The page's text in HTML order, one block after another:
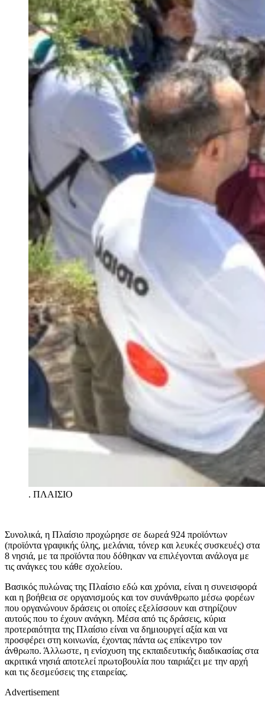
. ΠΛΑΙΣΙΟ
Συνολικά, η Πλαίσιο προχώρησε σε δωρεά 924 προϊόντων
(προϊόντα γραφικής ύλης, μελάνια, τόνερ και λευκές συσκευές) στα
8 νησιά, με τα προϊόντα που δόθηκαν να επιλέγονται ανάλογα με
τις ανάγκες του κάθε σχολείου.
Βασικός πυλώνας της Πλαίσιο εδώ και χρόνια, είναι η συνεισφορά
και η βοήθεια σε οργανισμούς και τον συνάνθρωπο μέσω φορέων
που οργανώνουν δράσεις οι οποίες εξελίσσουν και στηρίζουν
αυτούς που το έχουν ανάγκη. Μέσα από τις δράσεις, κύρια
προτεραιότητα της Πλαίσιο είναι να δημιουργεί αξία και να
προσφέρει στη κοινωνία, έχοντας πάντα ως επίκεντρο τον
άνθρωπο. Άλλωστε, η ενίσχυση της εκπαιδευτικής διαδικασίας στα
ακριτικά νησιά αποτελεί πρωτοβουλία που ταιριάζει με την αρχή
και τις δεσμεύσεις της εταιρείας.
Advertisement